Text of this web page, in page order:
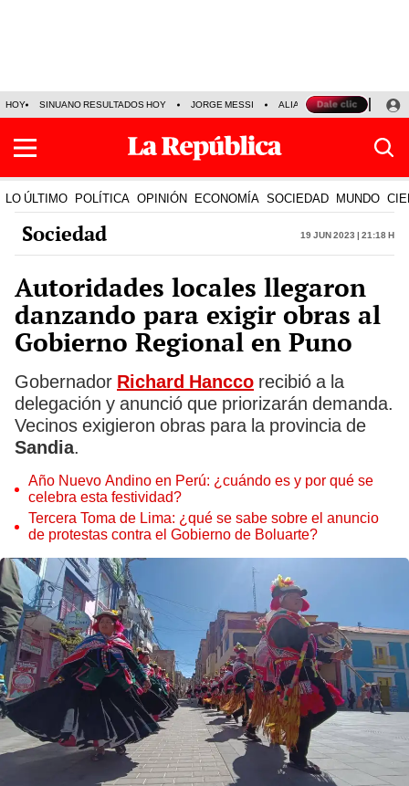
HOY SINUANO RESULTADOS HOY JORGE MESSI ALIANZA LIMA VS SPORT
LO ÚLTIMO POLÍTICA OPINIÓN ECONOMÍA SOCIEDAD MUNDO
Sociedad 19 Jun 2023 | 21:18 h
Autoridades locales llegaron
danzando para exigir obras al
Gobierno Regional en Puno
Gobernador Richard Hancco recibió a la
delegación y anunció que priorizarán demanda.
Vecinos exigieron obras para la provincia de
Sandia.
Año Nuevo Andino en Perú: ¿cuándo es y por qué se
celebra esta festividad?
Tercera Toma de Lima: ¿qué se sabe sobre el anuncio
de protestas contra el Gobierno de Boluarte?